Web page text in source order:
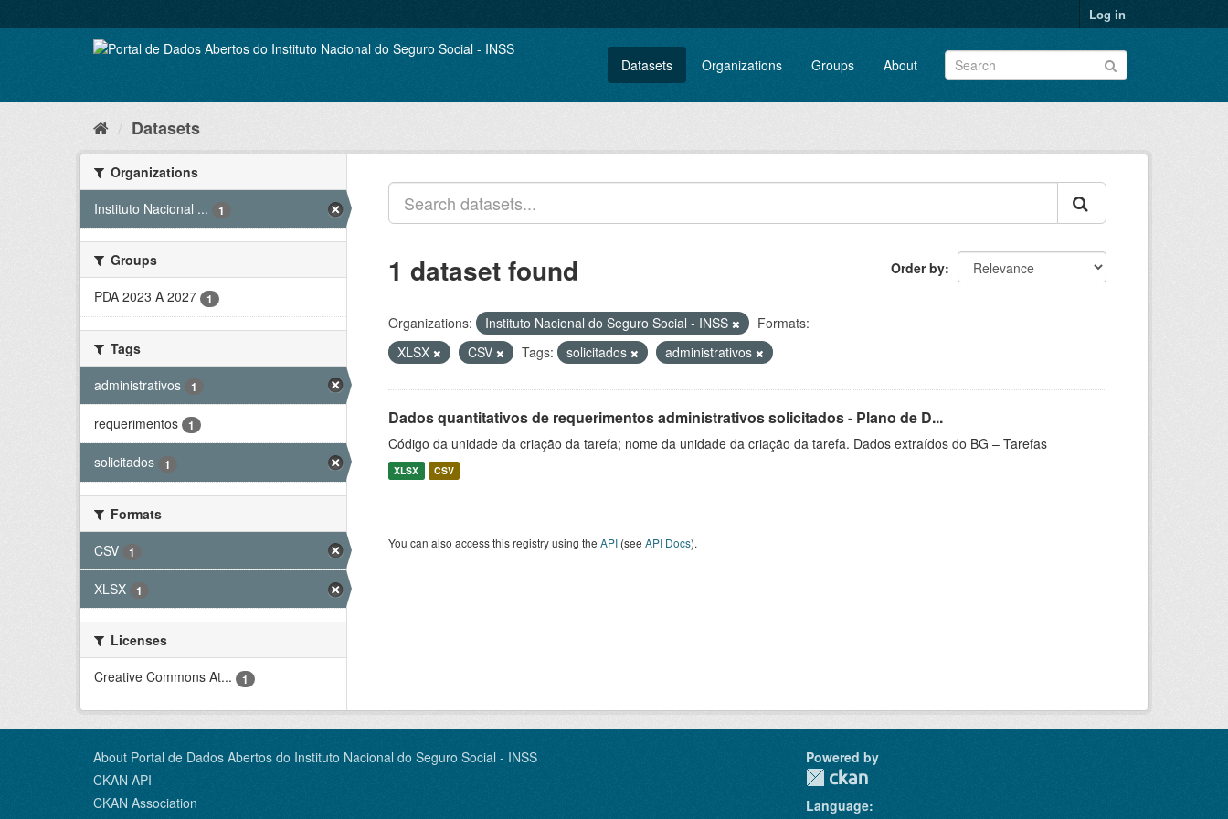
to
Log in
Datasets Organizations Groups About
Datasets
Organizations
Instituto Nacional ...
1
Groups
PDA 2023 A 2027
1
Tags
administrativos
1
requerimentos 1
solicitados 1
Formats
CSV
1
XLSX 1
Licenses
Creative Commons At...
1
Order by
1 dataset found
Organizations: Instituto Nacional do Seguro Social - INSS
Formats:
XLSX
CSV Tags: solicitados administrativos
Dados quantitativos de requerimentos administrativos solicitados - Plano de D...
Código da unidade da criação da tarefa; nome da unidade da criação da tarefa. Dados extraídos do BG – Tarefas
XLSX CSV
You can also access this registry using the API (see API Docs).
About Portal de Dados Abertos do Instituto Nacional do Seguro Social - INSS
CKAN API
CKAN Association
Powered by
Language